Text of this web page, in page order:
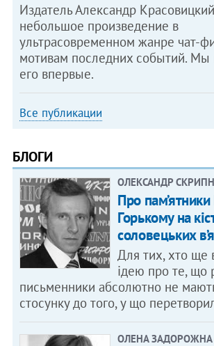
Издатель Александр
небольшое произведение в
ультрасовременном жанре чат-
мотивам последних событий. Мы
его впервые.
Все публикации
БЛОГИ
ОЛЕКСАНДР
Про
Горькому на
соловецьких
Для тих, хто ще
ідею про те, що
письменники абсолютно не
стосунку до того, у що
ОЛЕНА ЗАДОРОЖНА